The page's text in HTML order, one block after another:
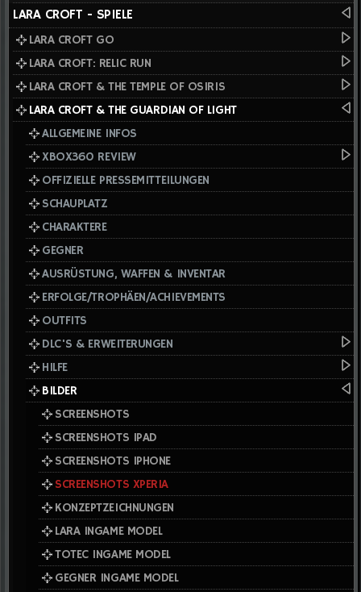
LARA CROFT - SPIELE
LARA CROFT GO
LARA CROFT: RELIC RUN
LARA CROFT & THE TEMPLE OF OSIRIS
LARA CROFT & THE GUARDIAN OF LIGHT
ALLGEMEINE INFOS
XBOX360 REVIEW
OFFIZIELLE PRESSEMITTEILUNGEN
SCHAUPLATZ
CHARAKTERE
GEGNER
AUSRÜSTUNG, WAFFEN & INVENTAR
ERFOLGE/TROPHÄEN/ACHIEVEMENTS
OUTFITS
DLC'S & ERWEITERUNGEN
HILFE
BILDER
SCREENSHOTS
SCREENSHOTS IPAD
SCREENSHOTS IPHONE
SCREENSHOTS XPERIA
KONZEPTZEICHNUNGEN
LARA INGAME MODEL
TOTEC INGAME MODEL
GEGNER INGAME MODEL